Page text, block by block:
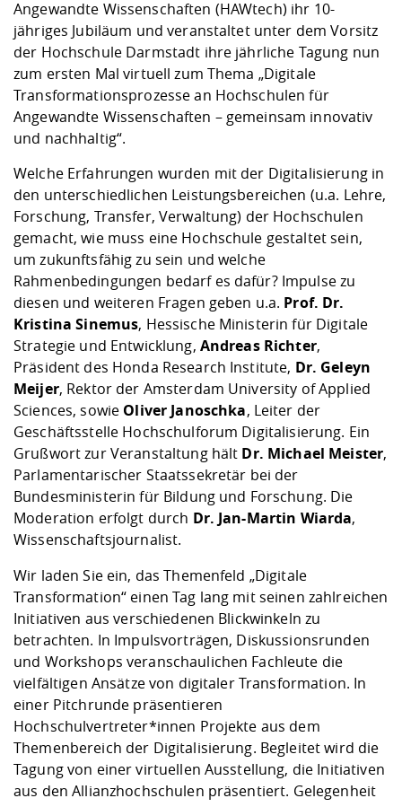
Vorbereitung
Checkliste zum
Studien- und
Digitales Lernen
Fremdsprachen
Jobs, Praktika,
Studieren in
Lebenslagen
Angebote der
Arbeit
Career Service
Lehren,
Weiterbilden im
Internationale
Formulare und
FIS -
Prototyping und
Gründung und
Kontakt &
Förderverein
Gremien und
Informatik/
Landbau/
Angebote für Unternehmen
Kontakt und Anfahrt
Qualitätssicherung
Angewandte Wissenschaften (HAWtech) ihr 10-
jähriges Jubiläum und veranstaltet unter dem Vorsitz
der Hochschule Darmstadt ihre jährliche Tagung nun
zum ersten Mal virtuell zum Thema „Digitale
Transformationsprozesse an Hochschulen für
Angewandte Wissenschaften – gemeinsam innovativ
und nachhaltig“.
Welche Erfahrungen wurden mit der Digitalisierung in
den unterschiedlichen Leistungsbereichen (u.a. Lehre,
Forschung, Transfer, Verwaltung) der Hochschulen
gemacht, wie muss eine Hochschule gestaltet sein,
um zukunftsfähig zu sein und welche
Rahmenbedingungen bedarf es dafür? Impulse zu
diesen und weiteren Fragen geben u.a. Prof. Dr.
Kristina Sinemus, Hessische Ministerin für Digitale
Strategie und Entwicklung, Andreas Richter,
Präsident des Honda Research Institute, Dr. Geleyn
Meijer, Rektor der Amsterdam University of Applied
Sciences, sowie Oliver Janoschka, Leiter der
Geschäftsstelle Hochschulforum Digitalisierung. Ein
Grußwort zur Veranstaltung hält Dr. Michael Meister,
Parlamentarischer Staatssekretär bei der
Bundesministerin für Bildung und Forschung. Die
Moderation erfolgt durch Dr. Jan-Martin Wiarda,
Wissenschaftsjournalist.
Wir laden Sie ein, das Themenfeld „Digitale
Transformation“ einen Tag lang mit seinen zahlreichen
Initiativen aus verschiedenen Blickwinkeln zu
betrachten. In Impulsvorträgen, Diskussionsrunden
und Workshops veranschaulichen Fachleute die
vielfältigen Ansätze von digitaler Transformation. In
einer Pitchrunde präsentieren
Hochschulvertreter*innen Projekte aus dem
Themenbereich der Digitalisierung. Begleitet wird die
Tagung von einer virtuellen Ausstellung, die Initiativen
aus den Allianzhochschulen präsentiert. Gelegenheit